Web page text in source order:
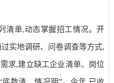
清单,动态掌握招工情况。开
实地调研、问卷调查等方式,
求,建立缺工企业清单、岗位